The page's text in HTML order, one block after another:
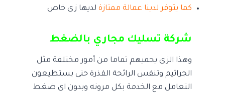
كما يتوفر لدينا عمالة ممتازة لديها زى خاص
شركة تسليك مجاري بالضغط
وهذا الزى يحميهم تماما من أمور مختلفة مثل
الجراثيم وتنفس الرائحة القذرة حتى يستطيعون
التعامل مع الخدمة بكل مرونه وبدون اى ضغط